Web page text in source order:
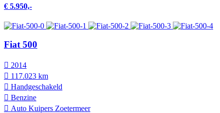
€ 5.950,-
Fiat 500
2014
117.023 km
Hand­geschakeld
Benzine
Auto Kuipers Zoetermeer